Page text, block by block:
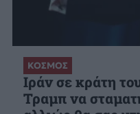
ΚΟΣΜΟΣ
Ιράν σε κράτη
Τραμπ να